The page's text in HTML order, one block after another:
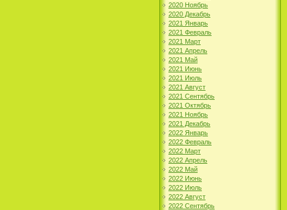
2020 Ноябрь
2020 Декабрь
2021 Январь
2021 Февраль
2021 Март
2021 Апрель
2021 Май
2021 Июнь
2021 Июль
2021 Август
2021 Сентябрь
2021 Октябрь
2021 Ноябрь
2021 Декабрь
2022 Январь
2022 Февраль
2022 Март
2022 Апрель
2022 Май
2022 Июнь
2022 Июль
2022 Август
2022 Сентябрь